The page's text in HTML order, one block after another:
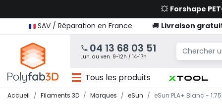
💥 Forshape
SAV / Réparation en France
🚚 Livraison
04 13 68 03 51
Lun. au ven. 9-12h / 14-17h
Tous les produits
Accueil Filaments 3D Marques eSun eSun PLA+ Blanc -